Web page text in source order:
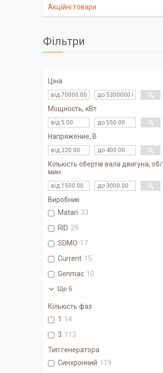
Акційні товари
Фільтри
Ціна
Мощность, кВт
Напряжение, В
Кількість обертів вала двигуна, об/
мин
Виробник
Matari 33
RID 29
SDMO 17
Current 15
Genmac 10
Ще 6
Кількість фаз
1 14
3 113
Тип генератора
Синхронний 119